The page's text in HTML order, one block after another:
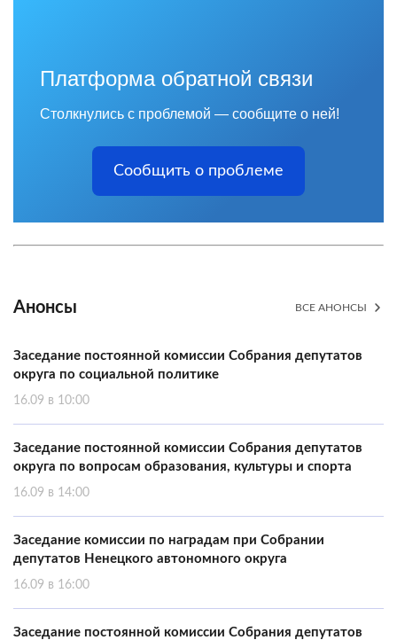
Платформа обратной связи
Столкнулись с проблемой — сообщите о ней!
Сообщить о проблеме
Анонсы ВСЕ АНОНСЫ
Заседание постоянной комиссии Собрания депутатов
округа по социальной политике
16.09 в 10:00
Заседание постоянной комиссии Собрания депутатов
округа по вопросам образования, культуры и спорта
16.09 в 14:00
Заседание комиссии по наградам при Собрании
депутатов Ненецкого автономного округа
16.09 в 16:00
Заседание постоянной комиссии Собрания депутатов